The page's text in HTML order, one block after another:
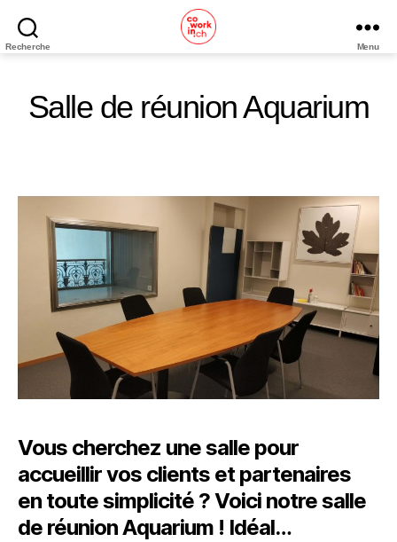
Recherche
Coworking
Menu
Salle de réunion Aquarium
Vous cherchez une salle pour
accueillir vos clients et partenaires
en toute simplicité ? Voici notre salle
de réunion Aquarium ! Idéal…